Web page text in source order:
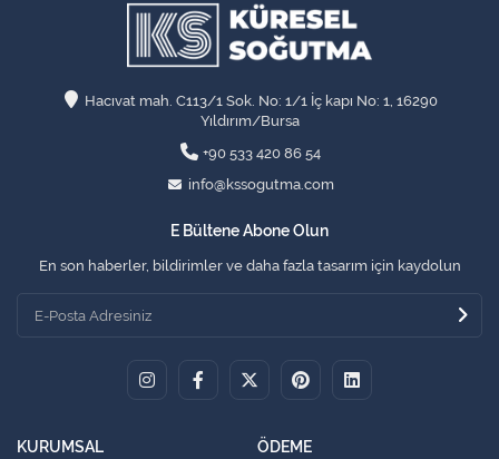
Hacıvat mah. C113/1 Sok. No: 1/1 İç kapı No: 1, 16290
Yıldırım/Bursa
+90 533 420 86 54
info@kssogutma.com
E Bültene Abone Olun
En son haberler, bildirimler ve daha fazla tasarım için kaydolun
KURUMSAL ÖDEME